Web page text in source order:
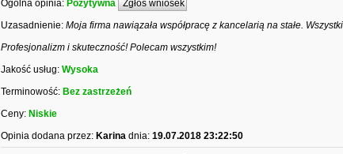
Ogólna opinia: Pozytywna Zgłoś wniosek
Uzasadnienie: Moja firma nawiązała współpracę z kancelarią na stałe.
Profesjonalizm i skuteczność! Polecam wszystkim!
Jakość usług: Wysoka
Terminowość: Bez zastrzeżeń
Ceny: Niskie
Opinia dodana przez: Karina dnia: 19.07.2018 23:22:50